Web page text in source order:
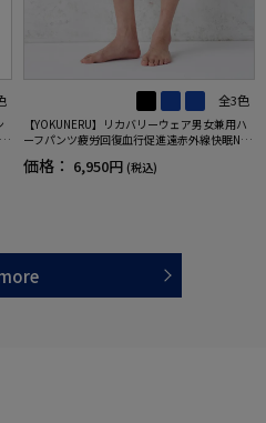
全3色
【YOKUNERU】リカバリーウェア男女兼用ハ
ーフパンツ疲労回復血行促進遠赤外線快眠NA
NOMIX(R)【一般医療機器】SS～LLサイズ
価格： 6,950円 (税込)